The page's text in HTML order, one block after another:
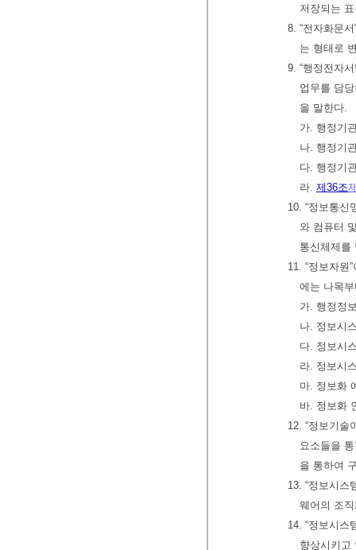
저장되는
8. “전자화문
는 형태로
9. “행정전자
업무를 담
을 말한다.
가. 행정기
나. 행정기
다. 행정기
라. 제36조
10. “정보통신
와 컴퓨터
통신체제를
11. “정보자원
에는 나목
가. 행정정
나. 정보시
다. 정보시
라. 정보시
마. 정보화
바. 정보화
12. “정보기술
요소들을
을 통하여
13. “정보시스
웨어의 조
14. “정보시스
향상시키고